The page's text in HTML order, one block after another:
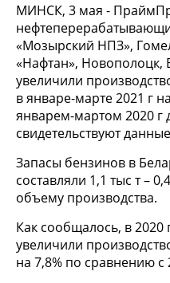
МИНСК, 3 мая -
«Мозырский НПЗ»,
«Нафтан», Новополоцк,
увеличили
в январе-марте 2021 г
январем-мартом 2020 г
свидетельствуют
Запасы бензинов в
составляли 1,1 тыс т –
объему производства.
Как сообщалось, в 2020
увеличили
на 7,8% по сравнению с